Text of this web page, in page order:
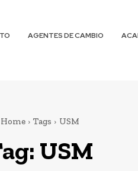
AGENTES DE CAMBIO
Home Tags USM
USM